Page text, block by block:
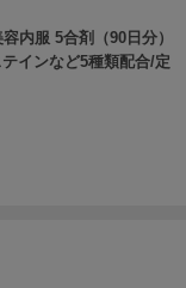
内服 5合剤（90日分）
インなど5種類配合/定